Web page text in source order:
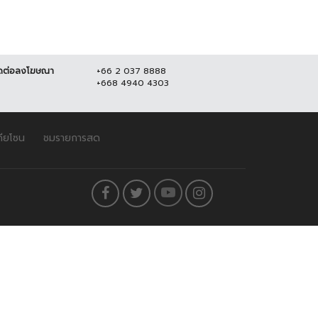
อลงโฆษณา
+66 2 037 8888
+668 4940 4303
ยโซน ชมรายการสด